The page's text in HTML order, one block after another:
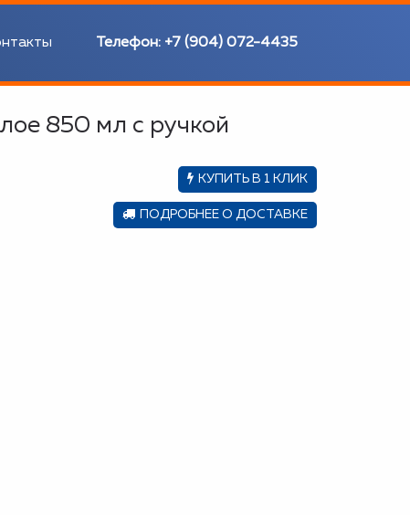
Телефон: +7 (904) 072-4435
850 мл с ручкой
КУПИТЬ В 1 КЛИК
ПОДРОБНЕЕ О ДОСТАВКЕ